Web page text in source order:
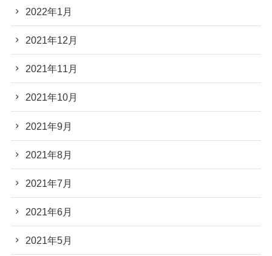
2022年1月
2021年12月
2021年11月
2021年10月
2021年9月
2021年8月
2021年7月
2021年6月
2021年5月